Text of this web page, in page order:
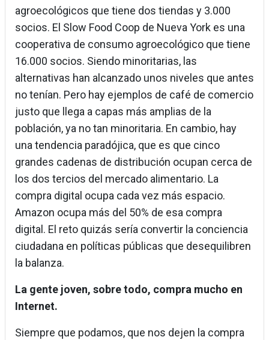
agroecológicos que tiene dos tiendas y 3.000
socios. El Slow Food Coop de Nueva York es una
cooperativa de consumo agroecológico que tiene
16.000 socios. Siendo minoritarias, las
alternativas han alcanzado unos niveles que antes
no tenían. Pero hay ejemplos de café de comercio
justo que llega a capas más amplias de la
población, ya no tan minoritaria. En cambio, hay
una tendencia paradójica, que es que cinco
grandes cadenas de distribución ocupan cerca de
los dos tercios del mercado alimentario. La
compra digital ocupa cada vez más espacio.
Amazon ocupa más del 50% de esa compra
digital. El reto quizás sería convertir la conciencia
ciudadana en políticas públicas que desequilibren
la balanza.
La gente joven, sobre todo, compra mucho en
Internet.
Siempre que podamos, que nos dejen la compra